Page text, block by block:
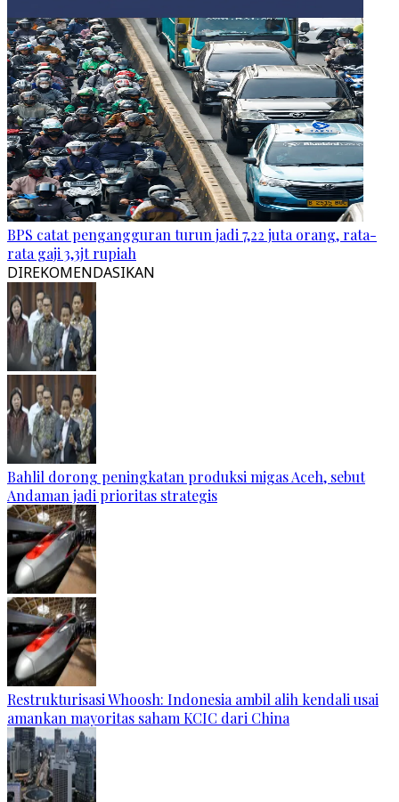
BPS catat pengangguran turun jadi 7,22 juta orang, rata-
rata gaji 3,3jt rupiah
DIREKOMENDASIKAN
Bahlil dorong peningkatan produksi migas Aceh, sebut
Andaman jadi prioritas strategis
Restrukturisasi Whoosh: Indonesia ambil alih kendali usai
amankan mayoritas saham KCIC dari China